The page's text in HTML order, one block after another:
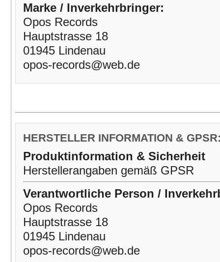
Marke / Inverkehrbringer:
Opos Records
Hauptstrasse 18
01945 Lindenau
opos-records@web.de
HERSTELLER INFORMATION &
Produktinformation & Sicherheit
Herstellerangaben gemäß GPSR
Verantwortliche Person /
Opos Records
Hauptstrasse 18
01945 Lindenau
opos-records@web.de